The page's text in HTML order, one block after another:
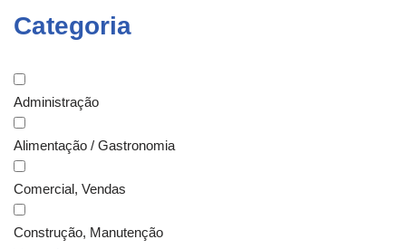
Categoria
Administração
Alimentação / Gastronomia
Comercial, Vendas
Construção, Manutenção